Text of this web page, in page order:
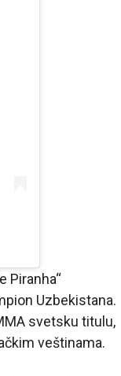
Piranha“
Uzbekistana.
svetsku titulu,
veštinama.